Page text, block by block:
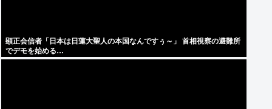
顕正会信者「日本は日蓮大聖人の本国なんですぅ～」 首相視察の避難所
でデモを始める…